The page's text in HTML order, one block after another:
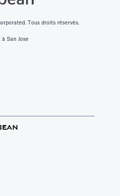
Tous droits réservés.
San Jose